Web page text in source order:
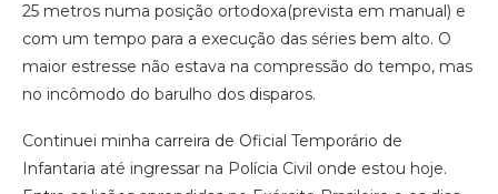
25 metros numa posição ortodoxa(prevista em manual) e
com um tempo para a execução das séries bem alto. O
maior estresse não estava na compressão do tempo, mas
no incômodo do barulho dos disparos.
Continuei minha carreira de Oficial Temporário de
Infantaria até ingressar na Polícia Civil onde estou hoje.